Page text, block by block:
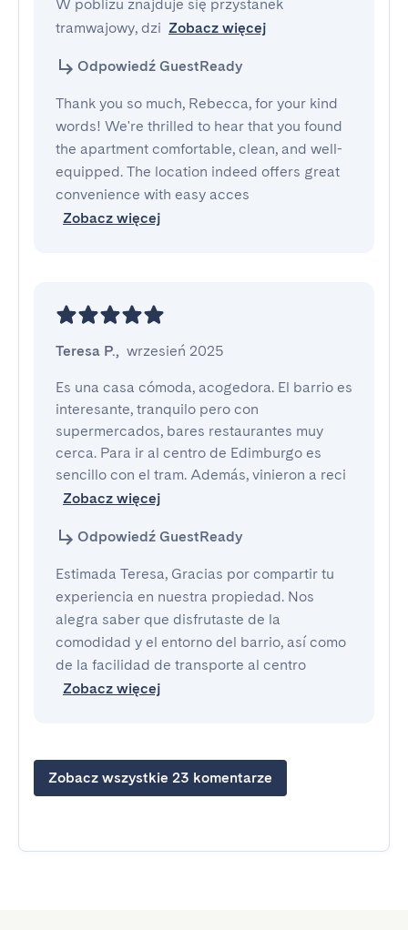
W pobliżu znajduje się przystanek
tramwajowy, dzi Zobacz więcej
Odpowiedź GuestReady
Thank you so much, Rebecca, for your kind
words! We're thrilled to hear that you found
the apartment comfortable, clean, and well-
equipped. The location indeed offers great
convenience with easy acces
Zobacz więcej
Teresa P., wrzesień 2025
Es una casa cómoda, acogedora. El barrio es
interesante, tranquilo pero con
supermercados, bares restaurantes muy
cerca. Para ir al centro de Edimburgo es
sencillo con el tram. Además, vinieron a reci
Zobacz więcej
Odpowiedź GuestReady
Estimada Teresa, Gracias por compartir tu
experiencia en nuestra propiedad. Nos
alegra saber que disfrutaste de la
comodidad y el entorno del barrio, así como
de la facilidad de transporte al centro
Zobacz więcej
Zobacz wszystkie 23 komentarze